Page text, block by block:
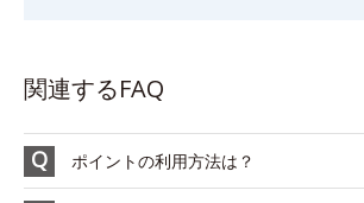
関連するFAQ
ポイントの利用方法は？